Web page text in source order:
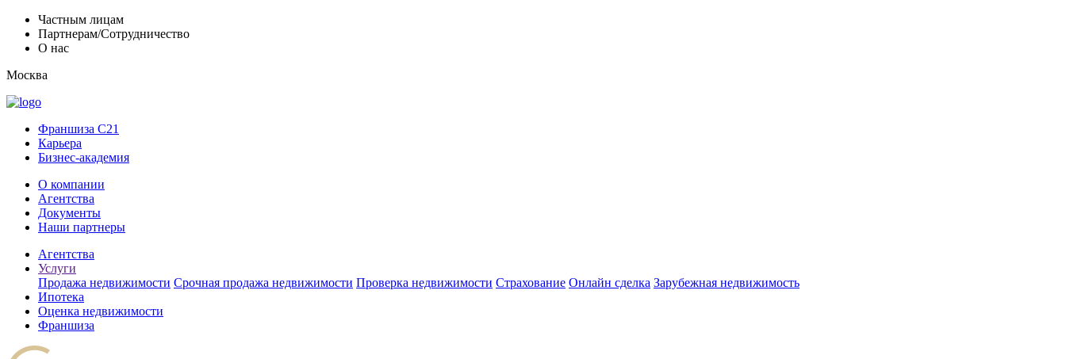
Частным лицам
Партнерам/Сотрудничество
О нас
Москва
Франшиза C21
Карьера
Бизнес-академия
О компании
Агентства
Документы
Наши партнеры
Агентства
Услуги
Продажа недвижимости Срочная продажа недвижимости Проверка недвижимости Страхование Онлайн сделка Зарубежная недвижимость
Ипотека
Оценка недвижимости
Франшиза